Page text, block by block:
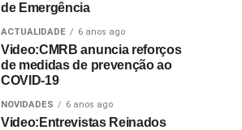
de Emergência
ACTUALIDADE 6 anos ago
Video:CMRB anuncia reforços
de medidas de prevenção ao
COVID-19
NOVIDADES 6 anos ago
Video:Entrevistas Reinados